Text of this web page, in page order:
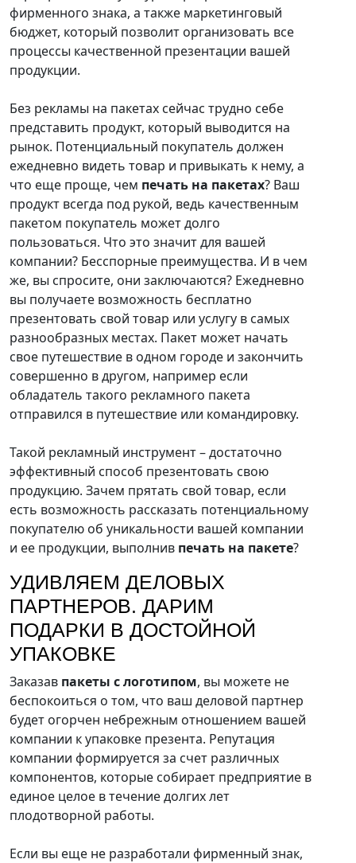
фирменного знака, а также маркетинговый
бюджет, который позволит организовать все
процессы качественной презентации вашей
продукции.
Без рекламы на пакетах сейчас трудно себе
представить продукт, который выводится на
рынок. Потенциальный покупатель должен
ежедневно видеть товар и привыкать к нему, а
что еще проще, чем печать на пакетах? Ваш
продукт всегда под рукой, ведь качественным
пакетом покупатель может долго
пользоваться. Что это значит для вашей
компании? Бесспорные преимущества. И в чем
же, вы спросите, они заключаются? Ежедневно
вы получаете возможность бесплатно
презентовать свой товар или услугу в самых
разнообразных местах. Пакет может начать
свое путешествие в одном городе и закончить
совершенно в другом, например если
обладатель такого рекламного пакета
отправился в путешествие или командировку.
Такой рекламный инструмент – достаточно
эффективный способ презентовать свою
продукцию. Зачем прятать свой товар, если
есть возможность рассказать потенциальному
покупателю об уникальности вашей компании
и ее продукции, выполнив печать на пакете?
УДИВЛЯЕМ ДЕЛОВЫХ
ПАРТНЕРОВ. ДАРИМ
ПОДАРКИ В ДОСТОЙНОЙ
УПАКОВКЕ
Заказав пакеты с логотипом, вы можете не
беспокоиться о том, что ваш деловой партнер
будет огорчен небрежным отношением вашей
компании к упаковке презента. Репутация
компании формируется за счет различных
компонентов, которые собирает предприятие в
единое целое в течение долгих лет
плодотворной работы.
Если вы еще не разработали фирменный знак,